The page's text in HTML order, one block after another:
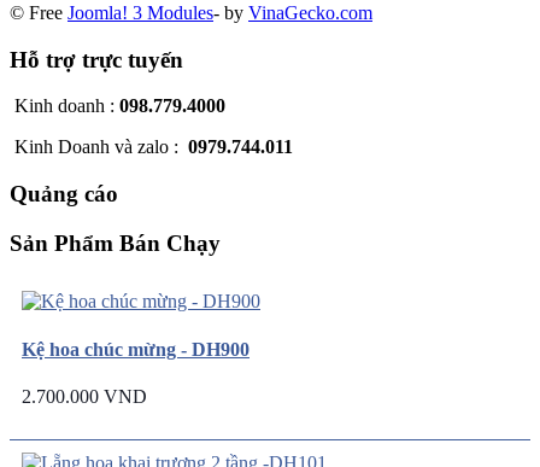
© Free Joomla! 3 Modules- by VinaGecko.com
Hỗ trợ trực tuyến
Kinh doanh : 098.779.4000
Kinh Doanh và zalo : 0979.744.011
Quảng cáo
Sản Phẩm Bán Chạy
Kệ hoa chúc mừng - DH900
2.700.000 VND